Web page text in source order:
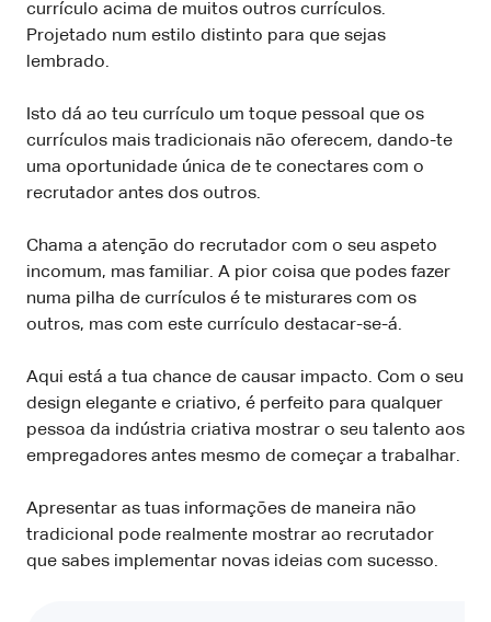
currículo acima de muitos outros currículos.
Projetado num estilo distinto para que sejas
lembrado.
Isto dá ao teu currículo um toque pessoal que os
currículos mais tradicionais não oferecem, dando-te
uma oportunidade única de te conectares com o
recrutador antes dos outros.
Chama a atenção do recrutador com o seu aspeto
incomum, mas familiar. A pior coisa que podes fazer
numa pilha de currículos é te misturares com os
outros, mas com este currículo destacar-se-á.
Aqui está a tua chance de causar impacto. Com o seu
design elegante e criativo, é perfeito para qualquer
pessoa da indústria criativa mostrar o seu talento aos
empregadores antes mesmo de começar a trabalhar.
Apresentar as tuas informações de maneira não
tradicional pode realmente mostrar ao recrutador
que sabes implementar novas ideias com sucesso.